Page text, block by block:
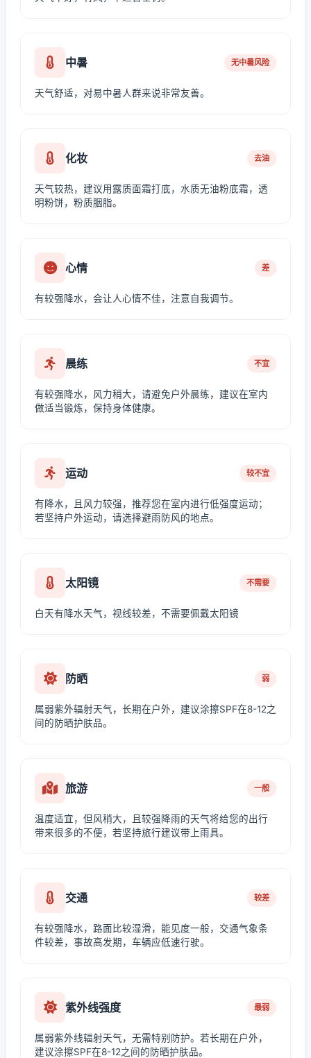
中暑 无中暑风险
天气舒适，对易中暑人群来说非常友善。
化妆 去油
天气较热，建议用露质面霜打底，水质无油粉底霜，透
明粉饼，粉质胭脂。
心情 差
有较强降水，会让人心情不佳，注意自我调节。
晨练 不宜
有较强降水，风力稍大，请避免户外晨练，建议在室内
做适当锻炼，保持身体健康。
运动 较不宜
有降水，且风力较强，推荐您在室内进行低强度运动；
若坚持户外运动，请选择避雨防风的地点。
太阳镜 不需要
白天有降水天气，视线较差，不需要佩戴太阳镜
防晒 弱
属弱紫外辐射天气，长期在户外，建议涂擦SPF在8-12之
间的防晒护肤品。
旅游 一般
温度适宜，但风稍大，且较强降雨的天气将给您的出行
带来很多的不便，若坚持旅行建议带上雨具。
交通 较差
有较强降水，路面比较湿滑，能见度一般，交通气象条
件较差，事故高发期，车辆应低速行驶。
紫外线强度 最弱
属弱紫外线辐射天气，无需特别防护。若长期在户外，
建议涂擦SPF在8-12之间的防晒护肤品。